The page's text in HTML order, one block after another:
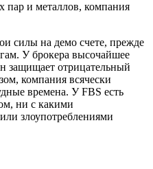
и металлов, компания
силы на демо счетe, прежде
У брокера высочайшее
защищает отрицательный
компания всячески
времена. У FBS есть
ни с какими
злоупотреблениями